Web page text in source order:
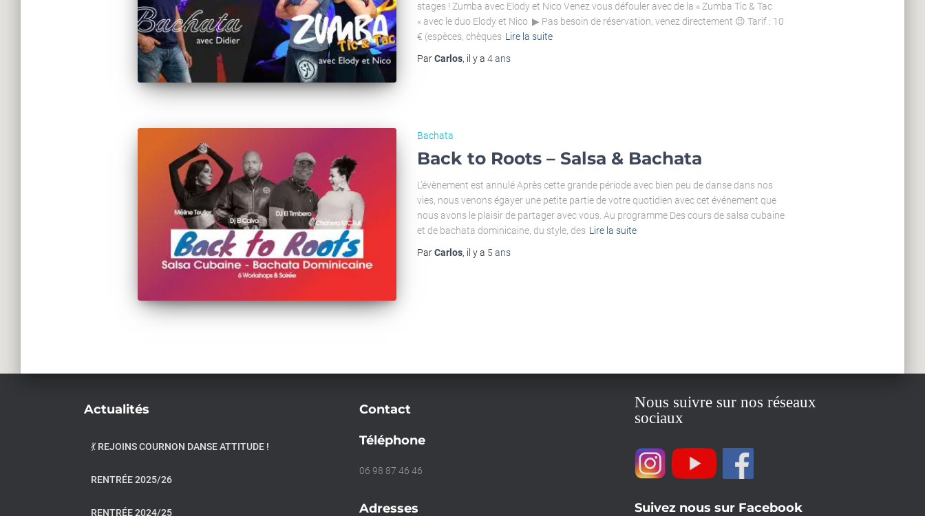
stages ! Zumba avec Elody et Nico Venez vous défouler avec de la « Zumba Tic & Tac
« avec le duo Elody et Nico ▶ Pas besoin de réservation, venez directement 😉 Tarif : 10
€ (espèces, chèques Lire la suite
ParCarlos, il y a 4 ans
Bachata
Back to Roots – Salsa & Bachata
L’évènement est annulé Après cette grande période avec bien peu de danse dans nos
vies, nous venons égayer une petite partie de votre quotidien avec cet événement que
nous avons le plaisir de partager avec vous. Au programme Des cours de salsa cubaine
et de bachata dominicaine, du style, des Lire la suite
ParCarlos, il y a 5 ans
Actualités
💃 REJOINS COURNON DANSE ATTITUDE !
RENTRÉE 2025/26
RENTRÉE 2024/25
Contact
Téléphone
06 98 87 46 46
Adresses
Nous suivre sur nos réseaux
sociaux
Suivez nous sur Facebook